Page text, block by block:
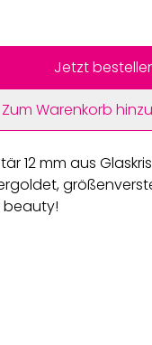
Jetzt
Zum Warenkorb
12 mm aus
beauty!